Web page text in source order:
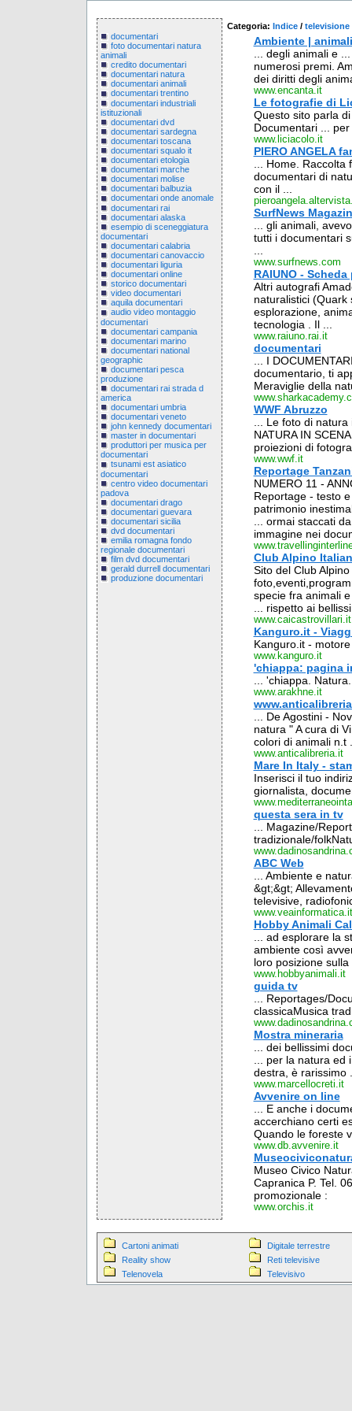
documentari
foto documentari natura
animali
credito documentari
documentari natura
documentari animali
documentari trentino
documentari industriali
istituzionali
documentari dvd
documentari sardegna
documentari toscana
documentari squalo it
documentari etologia
documentari marche
documentari molise
documentari balbuzia
documentari onde anomale
documentari rai
documentari alaska
esempio di sceneggiatura
documentari
documentari calabria
documentari canovaccio
documentari liguria
documentari online
storico documentari
video documentari
aquila documentari
audio video montaggio
documentari
documentari campania
documentari marino
documentari national
geographic
documentari pesca
produzione
documentari rai strada d
america
documentari umbria
documentari veneto
john kennedy documentari
master in documentari
produttori per musica per
documentari
tsunami est asiatico
documentari
centro video documentari
padova
documentari drago
documentari guevara
documentari sicilia
dvd documentari
emilia romagna fondo
regionale documentari
film dvd documentari
gerald durrell documentari
produzione documentari
Categoria: Indice / televisione
Ambiente |
... degli animali e
numerosi premi.
dei diritti degli
www.encanta.it
Le fotografie di
Questo sito parla
Documentari ...
www.liciacolo.it
PIERO ANGELA
... Home.
documentari di
con il ...
SurfNews
... gli animali,
tutti i documentari
www.surfnews.com
RAIUNO -
Altri autografi
naturalistici
esplorazione,
tecnologia . Il ...
www.raiuno.rai.it
documentari
... I
documentario, ti
Meraviglie della
WWF Abruzzo
... Le foto di
NATURA IN
proiezioni di
www.wwf.it
Reportage
NUMERO 11 -
Reportage - testo
patrimonio
... ormai staccati
immagine nei
Club Alpino
Sito del Club
specie fra animali
... rispetto ai
www.caicastrovillari.it
Kanguro.it -
Kanguro.it -
www.kanguro.it
'chiappa: pagina
... 'chiappa.
www.arakhne.it
... De Agostini -
natura " A cura di
colori di animali n.t
www.anticalibreria.it
Mare In Italy -
Inserisci il tuo
giornalista,
questa sera in tv
... Magazine/
tradizionale/
ABC Web
... Ambiente e
&gt;&gt;
televisive,
www.veainformatica.it
Hobby Animali
... ad esplorare la
ambiente così
loro posizione
www.hobbyanimali.it
guida tv
... Reportages/
classicaMusica
Mostra mineraria
... dei bellissimi
... per la natura
destra, è rarissimo
www.marcellocreti.it
Avvenire on line
... E anche i
accerchiano certi
Quando le foreste
www.db.avvenire.it
Museo Civico
Capranica P. Tel.
promozionale :
www.orchis.it
Cartoni animati
Digitale terrestre
Reality show
Reti televisive
Telenovela
Televisivo